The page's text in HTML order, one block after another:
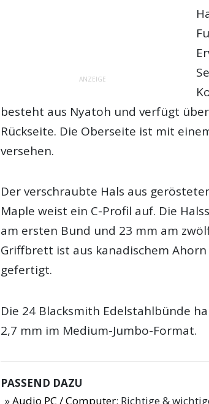
ANZEIGE
besteht aus Nyatoh und verfügt
Rückseite. Die Oberseite ist mit
versehen.
Der verschraubte Hals aus
Maple weist ein C-Profil auf. Die
am ersten Bund und 23 mm am
Griffbrett ist aus kanadischem
gefertigt.
Die 24 Blacksmith Edelstahlbünde
2,7 mm im Medium-Jumbo-Format.
PASSEND DAZU
Audio PC / Computer: Richtige &